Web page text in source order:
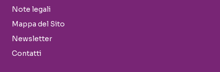
Note legali
Mappa del Sito
Newsletter
Contatti